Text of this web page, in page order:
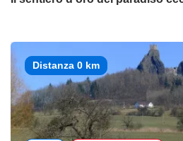
Distanza 0 km